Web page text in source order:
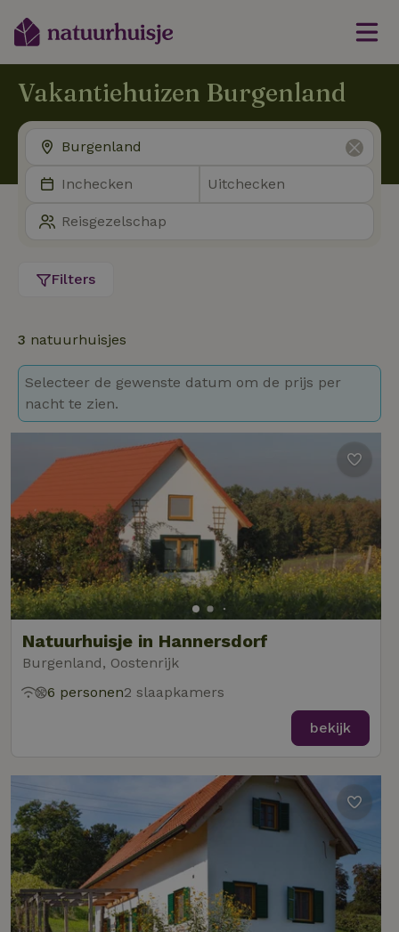
Vakantiehuizen Burgenland
Filters
3 natuurhuisjes
Selecteer de gewenste datum om de prijs per
nacht te zien.
Natuurhuisje in Hannersdorf
Burgenland, Oostenrijk
6 personen2 slaapkamers
bekijk